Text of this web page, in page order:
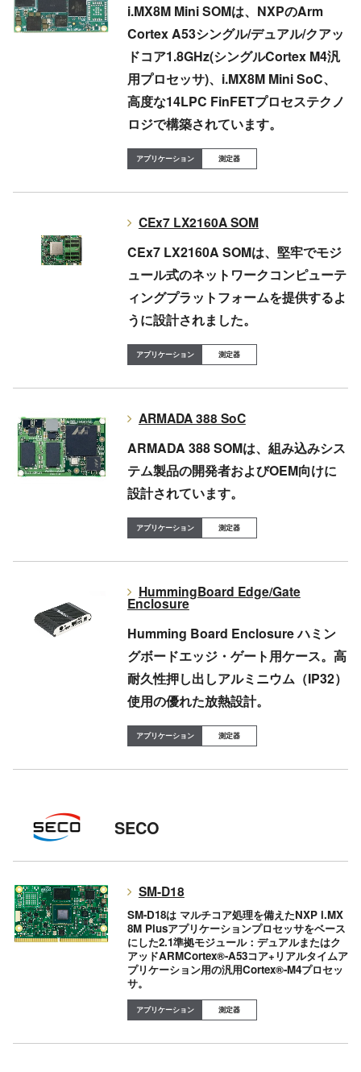
i.MX8M Mini SOMは、NXPのArm
Cortex A53シングル/デュアル/クアッ
ドコア1.8GHz(シングルCortex M4汎
用プロセッサ)、i.MX8M Mini SoC、
高度な14LPC FinFETプロセステクノ
ロジで構築されています。
測定器
CEx7 LX2160A SOM
CEx7 LX2160A SOMは、堅牢でモジ
ュール式のネットワークコンピューテ
ィングプラットフォームを提供するよ
うに設計されました。
測定器
ARMADA 388 SoC
ARMADA 388 SOMは、組み込みシス
テム製品の開発者およびOEM向けに
設計されています。
測定器
HummingBoard Edge/Gate
Enclosure
Humming Board Enclosure ハミン
グボードエッジ・ゲート用ケース。高
耐久性押し出しアルミニウム（IP32）
使用の優れた放熱設計。
測定器
SECO
SM-D18
SM-D18は マルチコア処理を備えたNXP i.MX
8M Plusアプリケーションプロセッサをベース
にした2.1準拠モジュール：デュアルまたはク
アッドARMCortex®-A53コア+リアルタイムア
プリケーション用の汎用Cortex®-M4プロセッ
サ。
測定器